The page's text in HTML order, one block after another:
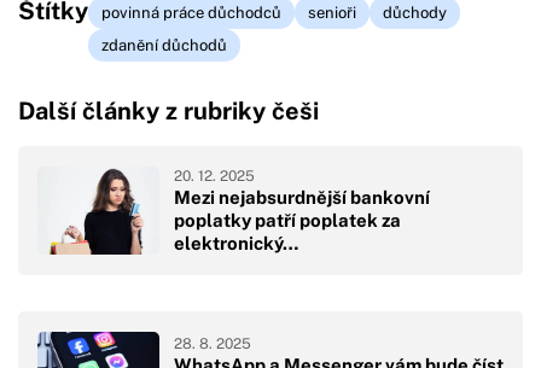
Štítky povinná práce důchodců senioři
důchody
zdanění důchodů
Další články z rubriky češi
Mezi nejabsurdnější bankovní
poplatky patří poplatek za
elektronický…
20. 12. 2025
28. 8. 2025